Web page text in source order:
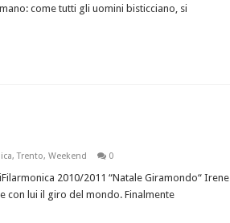
come tutti gli uomini bisticciano, si
,Trento, Weekend 0
2010/2011 “Natale Giramondo“ Irene
con lui il giro del mondo. Finalmente